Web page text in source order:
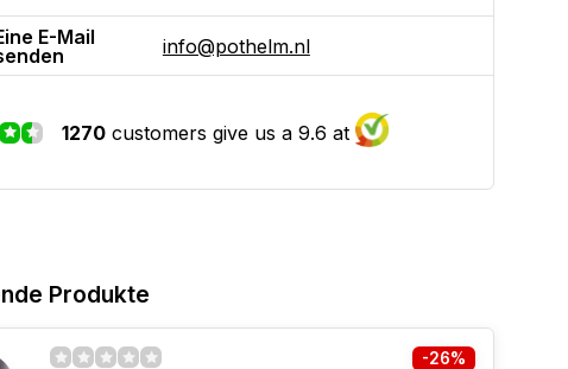
E-Mail
info@pothelm.nl
1270 customers give us a 9.6 at
Produkte
-26%